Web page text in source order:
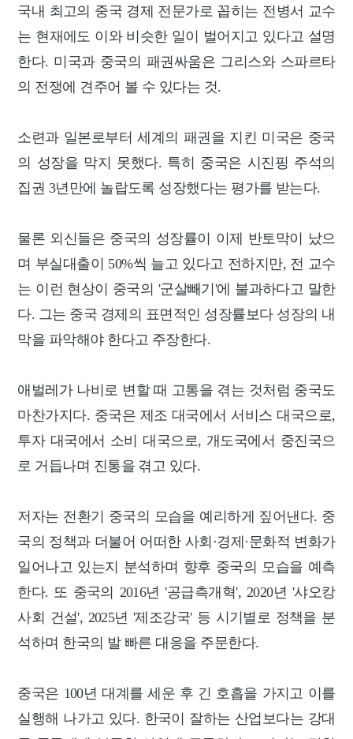
국내 최고의 중국 경제 전문가로 꼽히는 전병서 교수
는 현재에도 이와 비슷한 일이 벌어지고 있다고 설명
한다. 미국과 중국의 패권싸움은 그리스와 스파르타
의 전쟁에 견주어 볼 수 있다는 것.
소련과 일본로부터 세계의 패권을 지킨 미국은 중국
의 성장을 막지 못했다. 특히 중국은 시진핑 주석의
집권 3년만에 놀랍도록 성장했다는 평가를 받는다.
물론 외신들은 중국의 성장률이 이제 반토막이 났으
며 부실대출이 50%씩 늘고 있다고 전하지만, 전 교수
는 이런 현상이 중국의 '군살빼기'에 불과하다고 말한
다. 그는 중국 경제의 표면적인 성장률보다 성장의 내
막을 파악해야 한다고 주장한다.
애벌레가 나비로 변할 때 고통을 겪는 것처럼 중국도
마찬가지다. 중국은 제조 대국에서 서비스 대국으로,
투자 대국에서 소비 대국으로, 개도국에서 중진국으
로 거듭나며 진통을 겪고 있다.
저자는 전환기 중국의 모습을 예리하게 짚어낸다. 중
국의 정책과 더불어 어떠한 사회·경제·문화적 변화가
일어나고 있는지 분석하며 향후 중국의 모습을 예측
한다. 또 중국의 2016년 '공급측개혁', 2020년 '샤오캉
사회 건설', 2025년 '제조강국' 등 시기별로 정책을 분
석하며 한국의 발 빠른 대응을 주문한다.
중국은 100년 대계를 세운 후 긴 호흡을 가지고 이를
실행해 나가고 있다. 한국이 잘하는 산업보다는 강대